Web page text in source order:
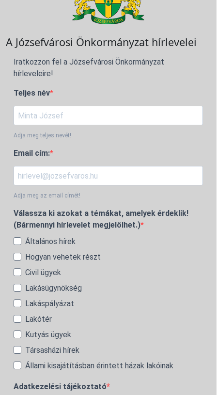
A Józsefvárosi Önkormányzat hírlevelei
Iratkozzon fel a Józsefvárosi Önkormányzat
hírleveleire!
Teljes név
Adja meg teljes nevét!
Email cím:
Adja meg az email címét!
Válassza ki azokat a témákat, amelyek érdeklik!
(Bármennyi hírlevelet megjelölhet.)
Általános hírek
Hogyan vehetek részt
Civil ügyek
Lakásügynökség
Lakáspályázat
Lakótér
Kutyás ügyek
Társasházi hírek
Állami kisajátításban érintett házak lakóinak
Adatkezelési tájékoztató